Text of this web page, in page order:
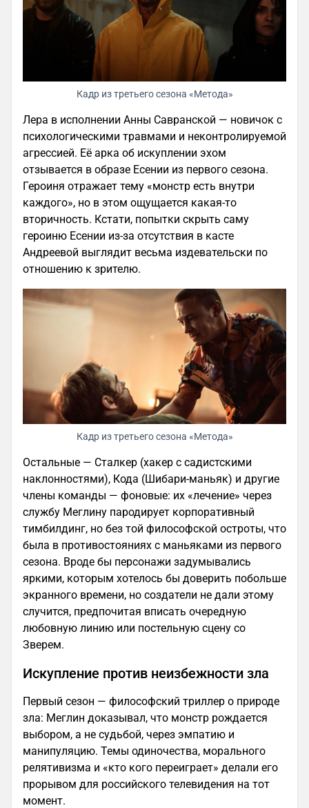
Кадр из третьего сезона «Метода»
Лера в исполнении Анны Савранской — новичок с
психологическими травмами и неконтролируемой
агрессией. Её арка об искуплении эхом
отзывается в образе Есении из первого сезона.
Героиня отражает тему «монстр есть внутри
каждого», но в этом ощущается какая-то
вторичность. Кстати, попытки скрыть саму
героиню Есении из-за отсутствия в касте
Андреевой выглядит весьма издевательски по
отношению к зрителю.
Кадр из третьего сезона «Метода»
Остальные — Сталкер (хакер с садистскими
наклонностями), Кода (Шибари-маньяк) и другие
члены команды — фоновые: их «лечение» через
службу Меглину пародирует корпоративный
тимбилдинг, но без той философской остроты, что
была в противостояниях с маньяками из первого
сезона. Вроде бы персонажи задумывались
яркими, которым хотелось бы доверить побольше
экранного времени, но создатели не дали этому
случится, предпочитая вписать очередную
любовную линию или постельную сцену со
Зверем.
Искупление против неизбежности зла
Первый сезон — философский триллер о природе
зла: Меглин доказывал, что монстр рождается
выбором, а не судьбой, через эмпатию и
манипуляцию. Темы одиночества, морального
релятивизма и «кто кого переиграет» делали его
прорывом для российского телевидения на тот
момент.